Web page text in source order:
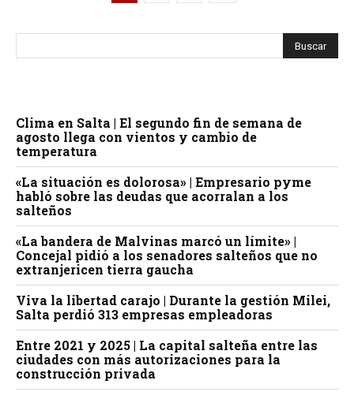
Clima en Salta | El segundo fin de semana de
agosto llega con vientos y cambio de
temperatura
«La situación es dolorosa» | Empresario pyme
habló sobre las deudas que acorralan a los
salteños
«La bandera de Malvinas marcó un límite» |
Concejal pidió a los senadores salteños que no
extranjericen tierra gaucha
Viva la libertad carajo | Durante la gestión Milei,
Salta perdió 313 empresas empleadoras
Entre 2021 y 2025 | La capital salteña entre las
ciudades con más autorizaciones para la
construcción privada